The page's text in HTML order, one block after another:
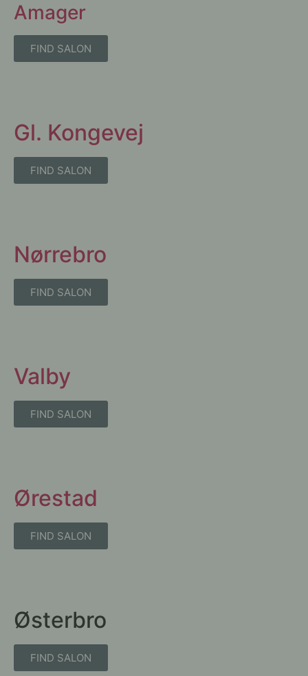
Amager
FIND SALON
Gl. Kongevej
FIND SALON
Nørrebro
FIND SALON
Valby
FIND SALON
Ørestad
FIND SALON
Østerbro
FIND SALON